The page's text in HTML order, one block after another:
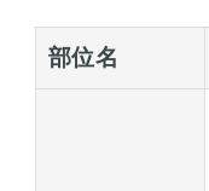
部位名